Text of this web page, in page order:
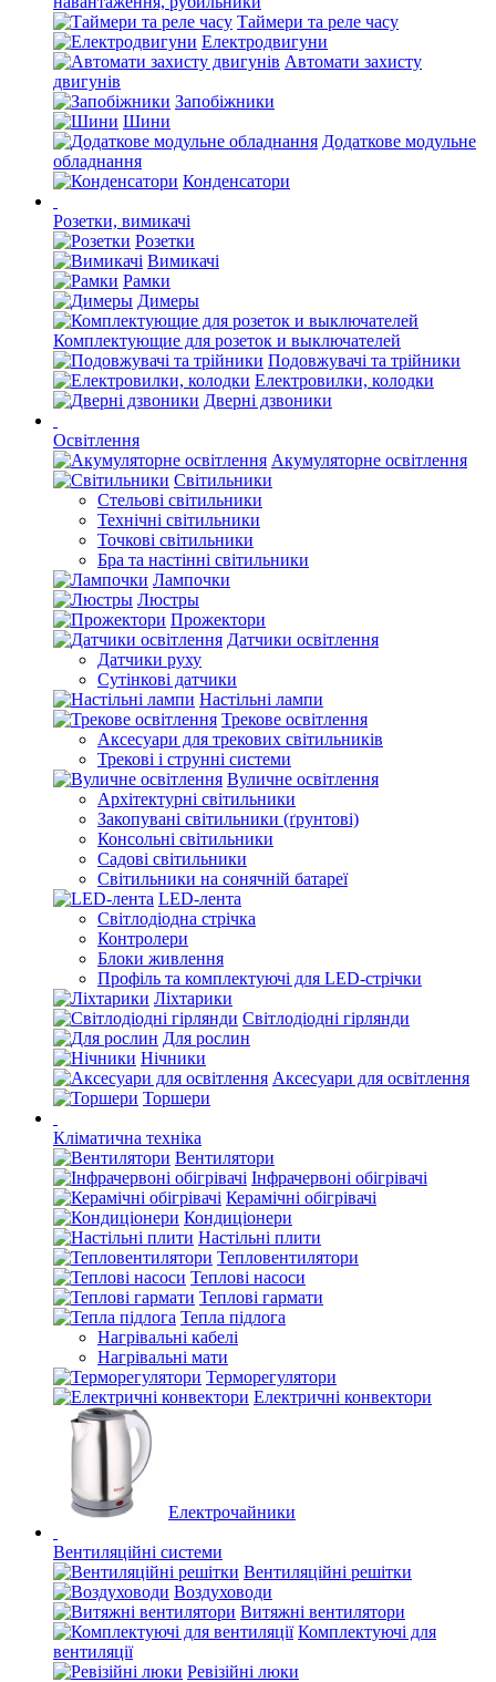
Таймери та реле часу
Електродвигуни
Автомати захисту
двигунів
Запобіжники
Шини
Додаткове модульне
обладнання
Конденсатори
Розетки, вимикачі
Розетки
Вимикачі
Рамки
Димеры
Комплектующие для розеток и выключателей
Подовжувачі та трійники
Електровилки, колодки
Дверні дзвоники
Освітлення
Акумуляторне освітлення
Світильники
Стельові світильники
Технічні світильники
Точкові світильники
Бра та настінні світильники
Лампочки
Люстры
Прожектори
Датчики освітлення
Датчики руху
Сутінкові датчики
Настільні лампи
Трекове освітлення
Аксесуари для трекових світильників
Трекові і струнні системи
Вуличне освітлення
Архітектурні світильники
Закопувані світильники (ґрунтові)
Консольні світильники
Садові світильники
Світильники на сонячній батареї
LED-лента
Світлодіодна стрічка
Контролери
Блоки живлення
Профіль та комплектуючі для LED-стрічки
Ліхтарики
Світлодіодні гірлянди
Для рослин
Нічники
Аксесуари для освітлення
Торшери
Кліматична техніка
Вентилятори
Інфрачервоні обігрівачі
Керамічні обігрівачі
Кондиціонери
Настільні плити
Тепловентилятори
Теплові насоси
Теплові гармати
Тепла підлога
Нагрівальні кабелі
Нагрівальні мати
Терморегулятори
Електричні конвектори
Електрочайники
Вентиляційні системи
Вентиляційні решітки
Воздуховоди
Витяжні вентилятори
Комплектуючі для
вентиляції
Ревізійні люки